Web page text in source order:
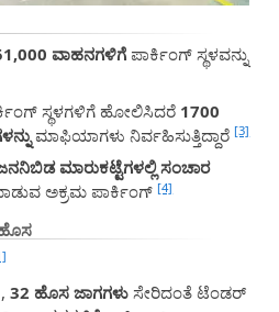
ವಾಹನಗಳಿಗೆ ಪಾರ್ಕಿಂಗ್ ಸ್ಥಳವನ್ನು
ಸ್ಥಳಗಳಿಗೆ ಹೋಲಿಸಿದರೆ 1700
ಮಾಫಿಯಾಗಳು ನಿರ್ವಹಿಸುತ್ತಿದ್ದಾರೆ [3]
ಮಾರುಕಟ್ಟೆಗಳಲ್ಲಿ ಸಂಚಾರ
ಅಕ್ರಮ ಪಾರ್ಕಿಂಗ್ [4]
,32 ಹೊಸ ಜಾಗಗಳು ಸೇರಿದಂತೆ ಟೆಂಡರ್